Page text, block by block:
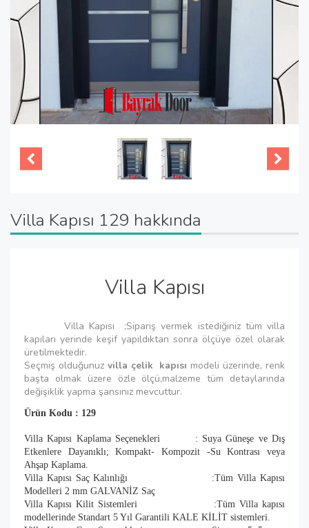
Villa Kapısı 129 hakkında
Villa Kapısı
Villa Kapısı ;Sipariş vermek istediğiniz tüm villa
kapıları yerinde keşif yapıldıktan sonra ölçüye özel olarak
üretilmektedir.
Seçmiş olduğunuz villa çelik kapısı modeli üzerinde, renk
başta olmak üzere özle ölçü,malzeme tüm detaylarında
değişiklik yapma şansınız mevcuttur.
Ürün Kodu : 129
Villa Kapısı Kaplama Seçenekleri : Suya Güneşe ve Dış
Etkenlere Dayanıklı; Kompakt- Kompozit -Su Kontrası veya
Ahşap Kaplama.
Villa Kapısı Saç Kalınlığı :Tüm Villa Kapısı
Modelleri 2 mm GALVANİZ Saç
Villa Kapısı Kilit Sistemleri :Tüm Villa kapısı
modellerinde Standart 5 Yıl Garantili KALE KİLİT sistemleri.